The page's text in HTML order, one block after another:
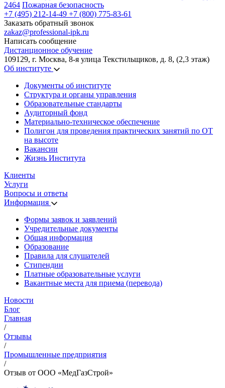
2464 Пожарная безопасность
+7 (495) 212-14-49 +7 (800) 775-83-61
Заказать обратный звонок
zakaz@professional-ipk.ru
Написать сообщение
Дистанционное обучение
109129, г. Москва, 8-я улица Текстильщиков, д. 8, (2,3 этаж)
Об институте
Документы об институте
Структура и органы управления
Образовательные стандарты
Аудиторный фонд
Материально-техническое обеспечение
Полигон для проведения практических занятий по ОТ
на высоте
Вакансии
Жизнь Института
Клиенты
Услуги
Вопросы и ответы
Информация
Формы заявок и заявлений
Учредительные документы
Общая информация
Образование
Правила для слушателей
Стипендии
Платные образовательные услуги
Вакантные места для приема (перевода)
Новости
Блог
Главная
/
Отзывы
/
Промышленные предприятия
/
Отзыв от ООО «МедГазСтрой»